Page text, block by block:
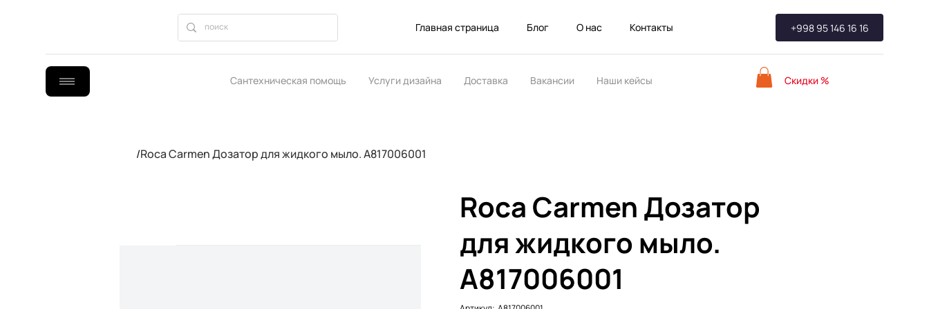
Главная страница Блог О нас Контакты +998 95 146 16 16
Сантехническая помощь Услуги дизайна Доставка Вакансии Наши кейсы Скидки %
/Roca Carmen Дозатор для жидкого мыло. A817006001
Roca Carmen Дозатор
для жидкого мыло.
A817006001
Артикул: